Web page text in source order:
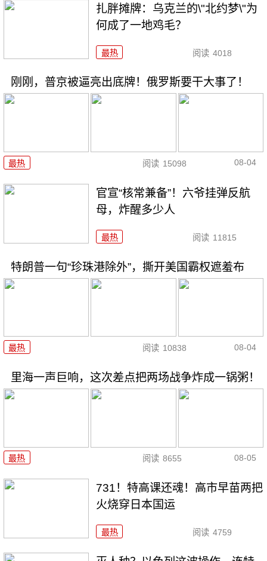
扎胖摊牌：乌克兰的\"北约梦\"为
何成了一地鸡毛？
最热 阅读 4018
刚刚，普京被逼亮出底牌！俄罗斯要干大事了！
最热 阅读 15098 08-04
官宣“核常兼备”！六爷挂弹反航
母，炸醒多少人
最热 阅读 11815
特朗普一句“珍珠港除外”，撕开美国霸权遮羞布
最热 阅读 10838 08-04
里海一声巨响，这次差点把两场战争炸成一锅粥！
最热 阅读 8655 08-05
731！特高课还魂！高市早苗两把
火烧穿日本国运
最热 阅读 4759